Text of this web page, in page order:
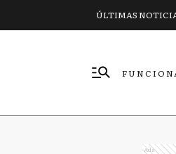
ÚLTIMAS
Ads